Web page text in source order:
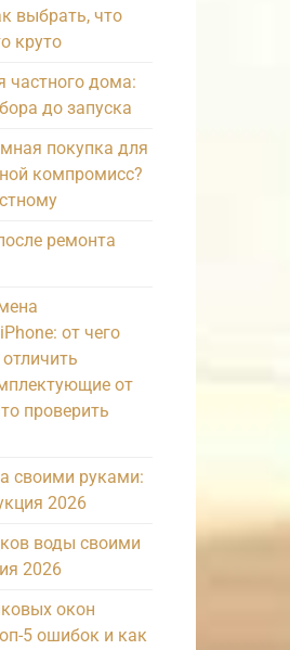
выбрать, что
круто
частного дома:
до запуска
покупка для
компромисс?
ремонта
от чего
от
проверить
своими руками:
2026
воды своими
2026
окон
5 ошибок и как